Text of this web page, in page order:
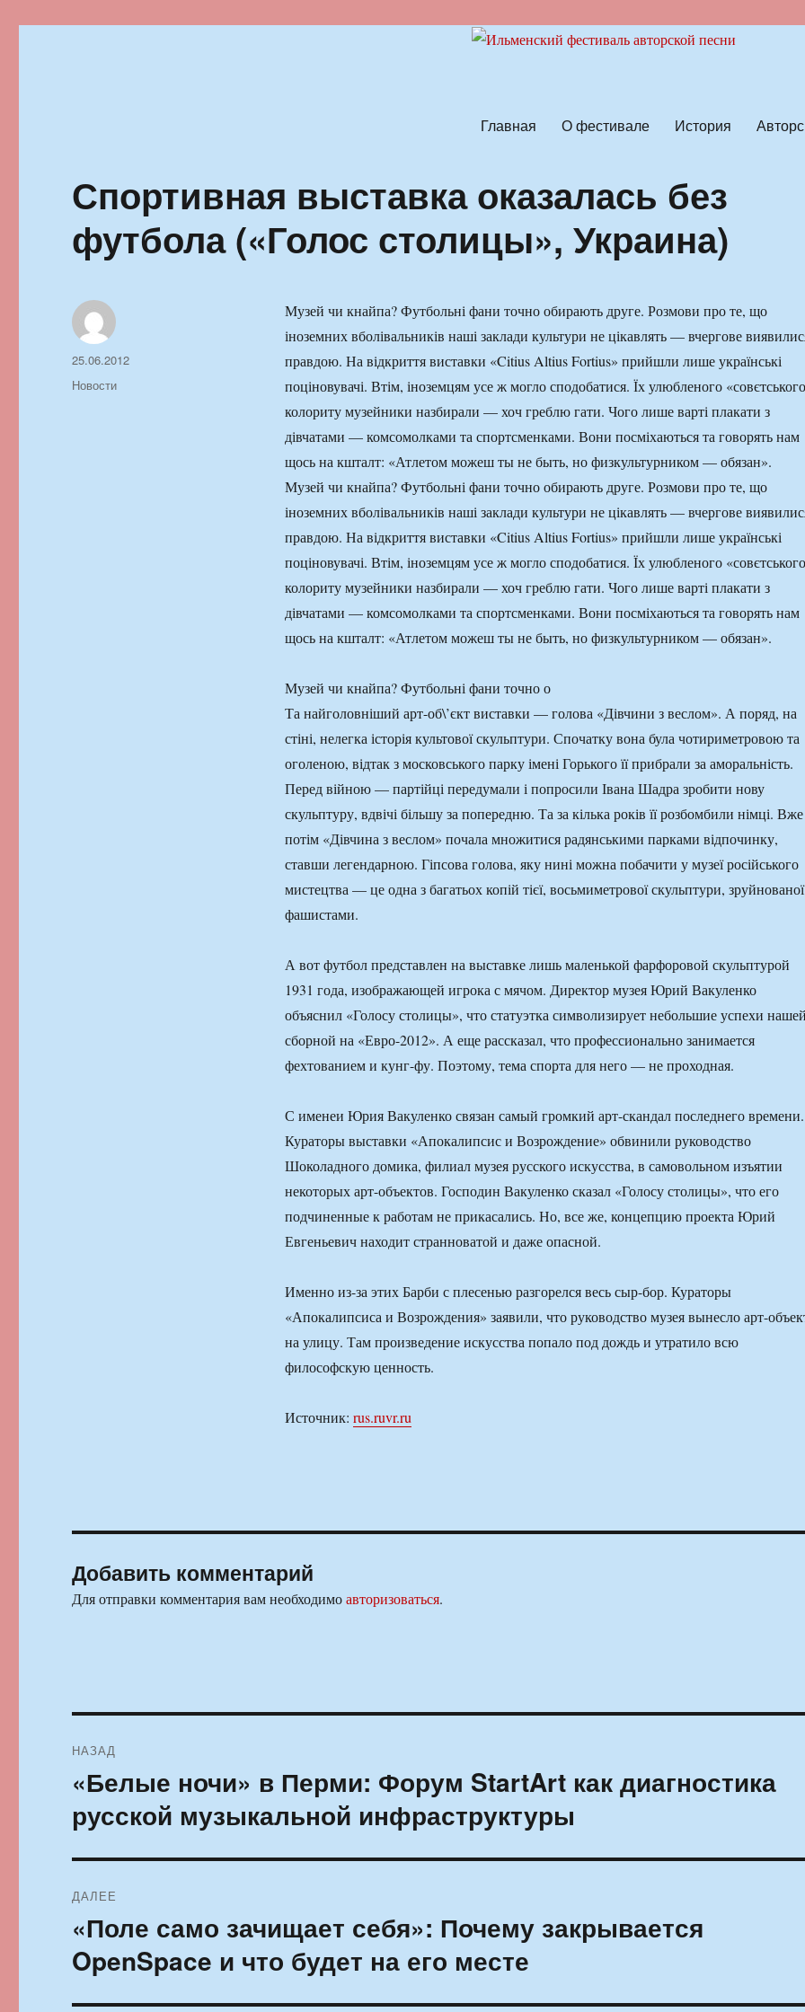
Главная О фестивале История
Спортивная выставка оказалась без
футбола («Голос столицы», Украина)
Музей чи кнайпа? Футбольні фани точно обирають друге. Розмови про те, що
іноземних вболівальників наші заклади культури не цікавлять — вчергове
правдою. На відкриття виставки «Citius Altius Fortius» прийшли лише українські
поціновувачі. Втім, іноземцям усе ж могло сподобатися. Їх улюбленого
колориту музейники назбирали — хоч греблю гати. Чого лише варті плакати з
дівчатами — комсомолками та спортсменками. Вони посміхаються та говорять нам
щось на кшталт: «Атлетом можеш ты не быть, но физкультурником — обязан».
Музей чи кнайпа? Футбольні фани точно обирають друге. Розмови про те, що
іноземних вболівальників наші заклади культури не цікавлять — вчергове
правдою. На відкриття виставки «Citius Altius Fortius» прийшли лише українські
поціновувачі. Втім, іноземцям усе ж могло сподобатися. Їх улюбленого
колориту музейники назбирали — хоч греблю гати. Чого лише варті плакати з
дівчатами — комсомолками та спортсменками. Вони посміхаються та говорять нам
щось на кшталт: «Атлетом можеш ты не быть, но физкультурником — обязан».
Музей чи кнайпа? Футбольні фани точно о
Та найголовніший арт-об\’єкт виставки — голова «Дівчини з веслом». А поряд, на
стіні, нелегка історія культової скульптури. Спочатку вона була чотириметровою та
оголеною, відтак з московського парку імені Горького її прибрали за аморальність.
Перед війною — партійці передумали і попросили Івана Шадра зробити нову
скульптуру, вдвічі більшу за попередню. Та за кілька років її розбомбили німці. Вже
потім «Дівчина з веслом» почала множитися радянськими парками відпочинку,
ставши легендарною. Гіпсова голова, яку нині можна побачити у музеї російського
мистецтва — це одна з багатьох копій тієї, восьмиметрової скульптури, зруйнованої
фашистами.
А вот футбол представлен на выставке лишь маленькой фарфоровой скульптурой
1931 года, изображающей игрока с мячом. Директор музея Юрий Вакуленко
объяснил «Голосу столицы», что статуэтка символизирует небольшие успехи
сборной на «Евро-2012». А еще рассказал, что профессионально занимается
фехтованием и кунг-фу. Поэтому, тема спорта для него — не проходная.
С именеи Юрия Вакуленко связан самый громкий арт-скандал последнего времени.
Кураторы выставки «Апокалипсис и Возрождение» обвинили руководство
Шоколадного домика, филиал музея русского искусства, в самовольном изъятии
некоторых арт-объектов. Господин Вакуленко сказал «Голосу столицы», что его
подчиненные к работам не прикасались. Но, все же, концепцию проекта Юрий
Евгеньевич находит странноватой и даже опасной.
Именно из-за этих Барби с плесенью разгорелся весь сыр-бор. Кураторы
«Апокалипсиса и Возрождения» заявили, что руководство музея вынесло арт-
на улицу. Там произведение искусства попало под дождь и утратило всю
философскую ценность.
Источник: rus.ruvr.ru
Автор
Опубликовано
25.06.2012
Рубрики
Новости
Добавить комментарий
Для отправки комментария вам необходимоавторизоваться.
по
записям
НАЗАД
Предыдущая
«Белые ночи» в Перми: Форум StartArt как диагностика
русской музыкальной инфраструктуры
ДАЛЕЕ
Следующая
запись:
«Поле само зачищает себя»: Почему закрывается
OpenSpace и что будет на его месте